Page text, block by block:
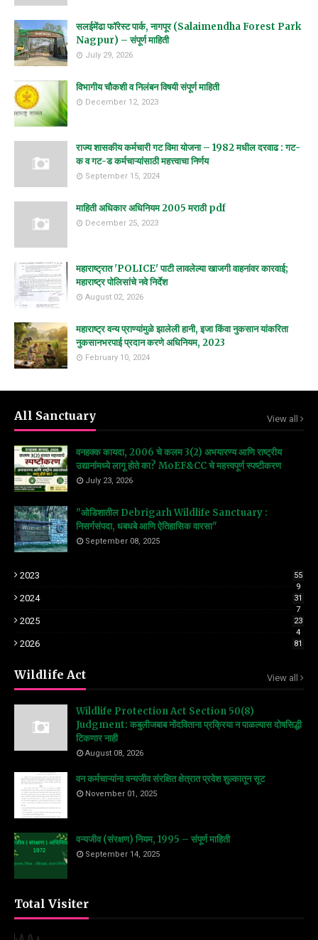
सलईमेंढा फॉरेस्ट पार्क, नागपूर (Salaimendha Forest Park
Nagpur) – संपूर्ण माहिती
July 29, 2026
विभागीय चौकशी व निलंबन विषयी संपूर्ण माहिती
December 12, 2023
राज्य शासकीय कर्मचारी गट विमा योजना – 1982 मधील दरवाढ : गट-
क व गट-ड कर्मचाऱ्यांसाठी महत्त्वाचा निर्णय
September 15, 2024
माहिती अधिकार अधिनियम 2005 मराठी pdf
December 25, 2023
महाराष्ट्रात 'POLICE' पाटी लावलेल्या खाजगी वाहनांवर कारवाई;
महाराष्ट्र पोलिसांचे नवे निर्देश
August 02, 2026
महाराष्ट्र वन्य प्राण्यांमुळे झालेली हानी, इजा किंवा नुकसान यांकरिता
नुकसानभरपाई प्रदान करणे अधिनियम, 2023
February 10, 2024
All Sanctuary View all
वनहक्क कायदा, 2006 चे कलम 3(2) अभयारण्य आणि राष्ट्रीय
उद्यानांमध्ये लागू होते का? MoEF&CC चे महत्त्वपूर्ण स्पष्टीकरण
July 23, 2026
"ओडिशातील Debrigarh Wildlife Sanctuary :
निसर्गसंपदा, धबधबे आणि ऐतिहासिक वारसा"
September 08, 2025
2023
55
9
2024
31
7
2025
23
4
2026 81
Wildlife Act View all
Wildlife Protection Act Section 50(8)
Judgment: कबुलीजबाब नोंदविताना प्रक्रिया न पाळल्यास दोषसिद्धी
टिकणार नाही
August 08, 2026
वन कर्मचाऱ्यांना वन्यजीव संरक्षित क्षेत्रात प्रवेश शुल्कातून सूट
November 01, 2025
वन्यजीव (संरक्षण) नियम, 1995 – संपूर्ण माहिती
September 14, 2025
Total Visiter